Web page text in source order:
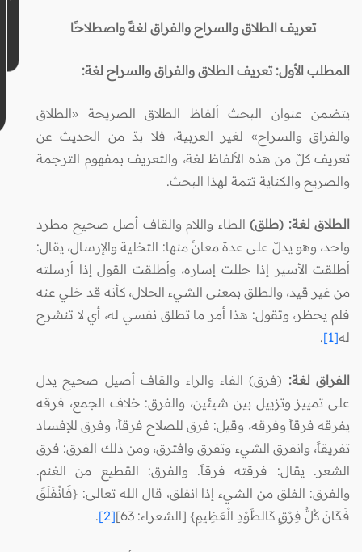
تعريف الطلاق والسراح والفراق لغةً واصطلاحًا
المطلب الأول:تعريف الطلاق والفراق والسراح لغة:
يتضمن عنوان البحث ألفاظ الطلاق الصريحة «الطلاق
والفراق والسراح» لغير العربية، فلا بدّ من الحديث عن
تعريف كلّ من هذه الألفاظ لغة، والتعريف بمفهوم الترجمة
والصريح والكناية تتمة لهذا البحث.
الطلاق لغة: (طلق) الطاء واللام والقاف أصل صحيح مطرد
واحد، وهو يدلّ على عدة معانً منها: التخلية والإرسال، يقال:
أطلقت الأسير إذا حللت إساره، وأطلقت القول إذا أرسلته
من غير قيد، والطلق بمعنى الشيء الحلال، كأنه قد خلي عنه
فلم يحظر، وتقول: هذا أمر ما تطلق نفسي له، أي لا تنشرح
له[1]
.
الفراق لغة: (فرق) الفاء والراء والقاف أصيل صحيح يدل
على تمييز وتزييل بين شيئين، والفرق: خلاف الجمع، فرقه
يفرقه فرقاً وفرقه، وقيل: فرق للصلاح فرقاً، وفرق للإفساد
تفريقاً، وانفرق الشيء وتفرق وافترق، ومن ذلك الفرق: فرق
الشعر. يقال: فرقته فرقاً. والفرق: القطيع من الغنم.
والفرق: الفلق من الشيء إذا انفلق، قال الله تعالى: {فَانْفَلَقَ
فَكَانَ كُلُّ فِرْقٍ كَالطَّوْدِ الْعَظِيمِ} [الشعراء: 63]
[2]
.